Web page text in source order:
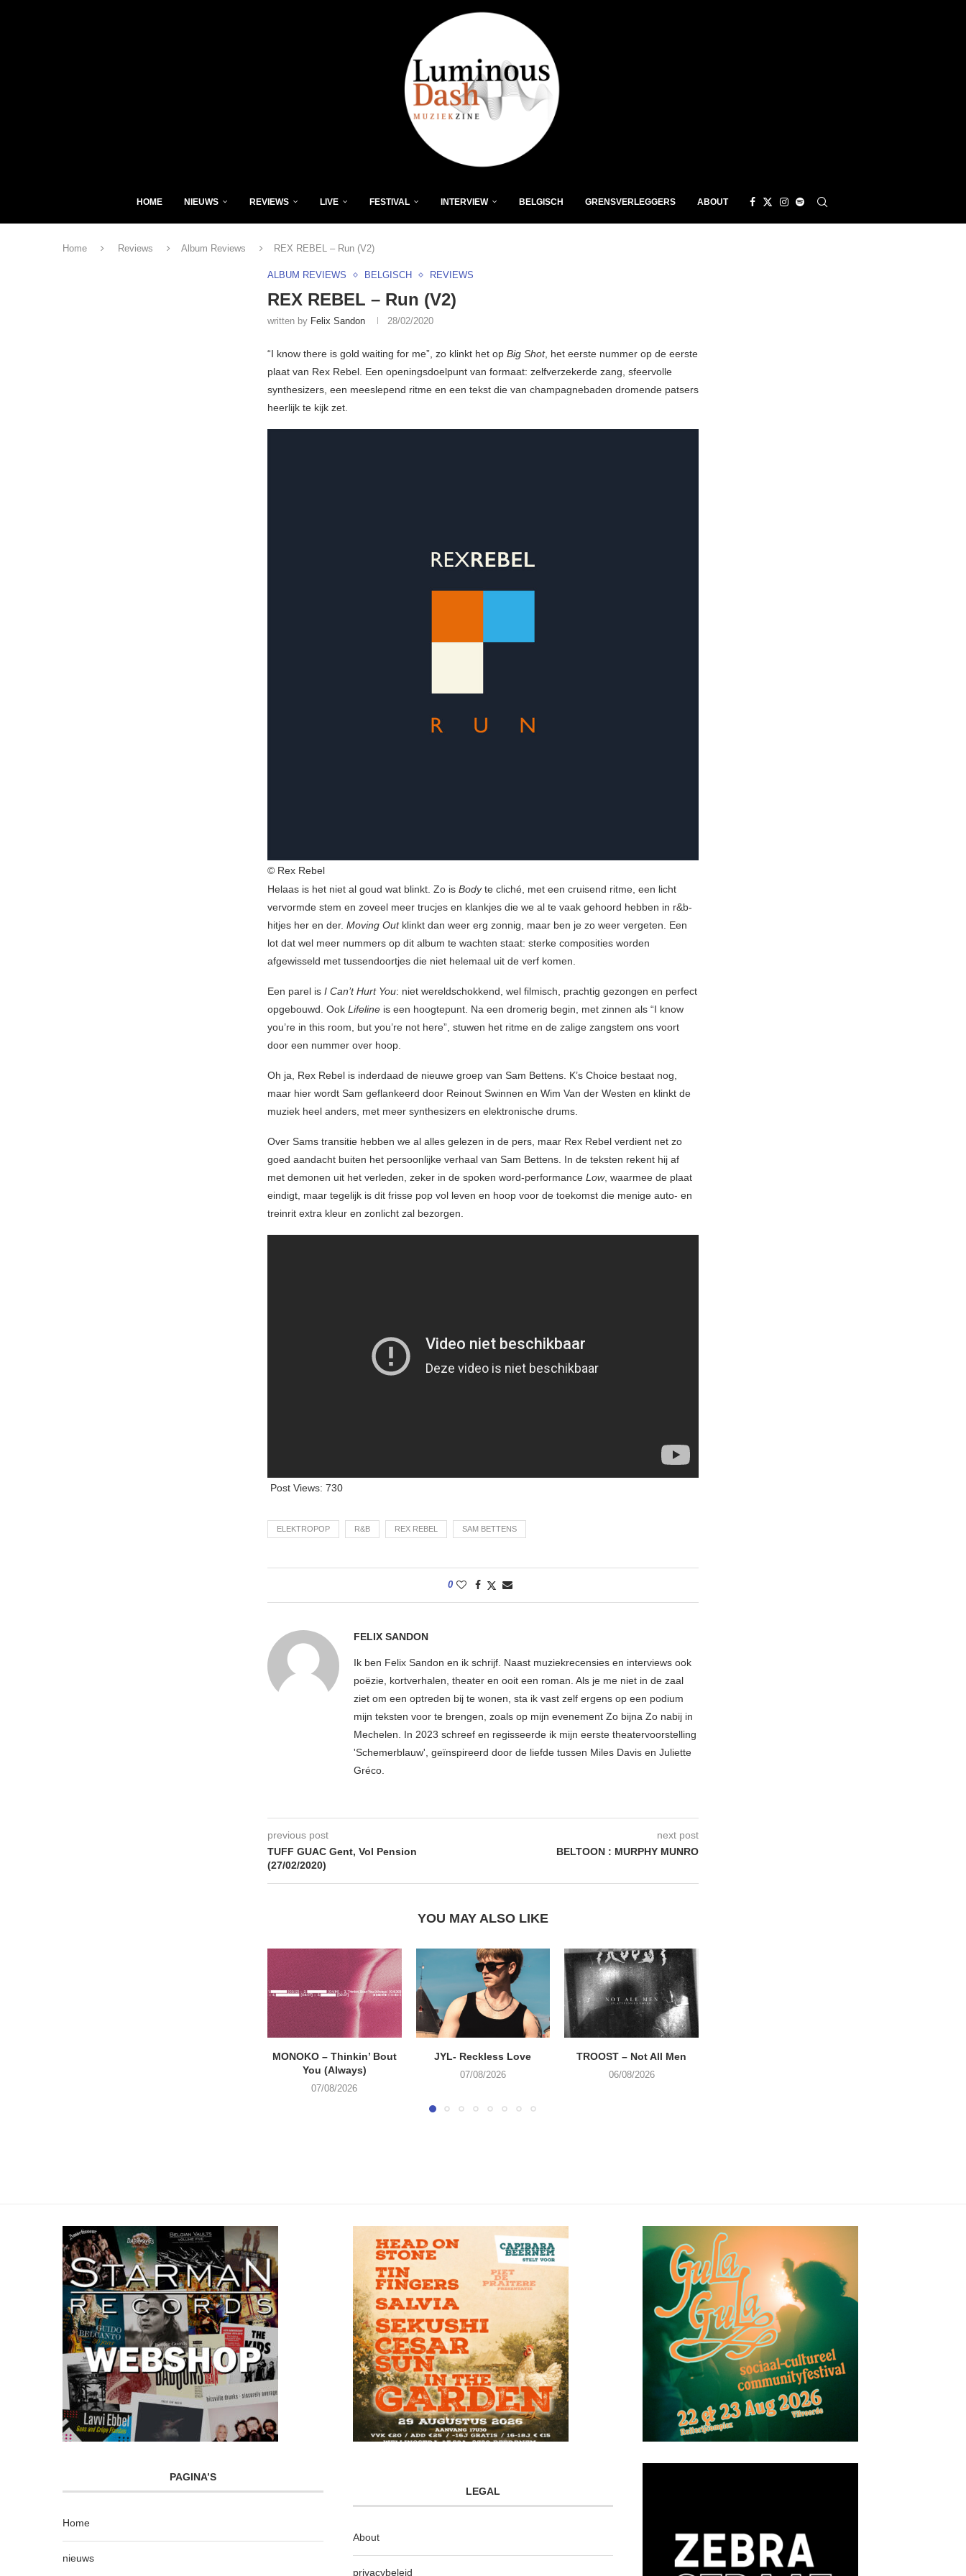
HOME NIEUWS REVIEWS LIVE FESTIVAL INTERVIEW BELGISCH GRENSVERLEGGERS ABOUT
Home Reviews Album Reviews REX REBEL – Run (V2)
ALBUM REVIEWS BELGISCH REVIEWS
REX REBEL – Run (V2)
written by Felix Sandon 28/02/2020
“I know there is gold waiting for me”, zo klinkt het op Big Shot, het eerste nummer op de eerste
plaat van Rex Rebel. Een openingsdoelpunt van formaat: zelfverzekerde zang, sfeervolle
synthesizers, een meeslepend ritme en een tekst die van champagnebaden dromende patsers
heerlijk te kijk zet.
© Rex Rebel
Helaas is het niet al goud wat blinkt. Zo is Bodyte cliché, met een cruisend ritme, een licht
vervormde stem en zoveel meer trucjes en klankjes die we al te vaak gehoord hebben in r&b-
hitjes her en der. Moving Outklinkt dan weer erg zonnig, maar ben je zo weer vergeten. Een
lot dat wel meer nummers op dit album te wachten staat: sterke composities worden
afgewisseld met tussendoortjes die niet helemaal uit de verf komen.
Een parel is I Can’t Hurt You: niet wereldschokkend, wel filmisch, prachtig gezongen en perfect
opgebouwd. Ook Lifeline is een hoogtepunt. Na een dromerig begin, met zinnen als “I know
you’re in this room, but you’re not here”, stuwen het ritme en de zalige zangstem ons voort
door een nummer over hoop.
Oh ja, Rex Rebel is inderdaad de nieuwe groep van Sam Bettens. K’s Choice bestaat nog,
maar hier wordt Sam geflankeerd door Reinout Swinnen en Wim Van der Westen en klinkt de
muziek heel anders, met meer synthesizers en elektronische drums.
Over Sams transitie hebben we al alles gelezen in de pers, maar Rex Rebel verdient net zo
goed aandacht buiten het persoonlijke verhaal van Sam Bettens. In de teksten rekent hij af
met demonen uit het verleden, zeker in de spoken word-performance Low, waarmee de plaat
eindigt, maar tegelijk is dit frisse pop vol leven en hoop voor de toekomst die menige auto- en
treinrit extra kleur en zonlicht zal bezorgen.
Post Views: 730
ELEKTROPOP R&B REX REBEL SAM BETTENS
0
FELIX SANDON
Ik ben Felix Sandon en ik schrijf. Naast muziekrecensies en interviews ook
poëzie, kortverhalen, theater en ooit een roman. Als je me niet in de zaal
ziet om een optreden bij te wonen, sta ik vast zelf ergens op een podium
mijn teksten voor te brengen, zoals op mijn evenement Zo bijna Zo nabij in
Mechelen. In 2023 schreef en regisseerde ik mijn eerste theatervoorstelling
'Schemerblauw', geïnspireerd door de liefde tussen Miles Davis en Juliette
Gréco.
previous post
TUFF GUAC Gent, Vol Pension
(27/02/2020)
next post
BELTOON : MURPHY MUNRO
YOU MAY ALSO LIKE
MONOKO – Thinkin’ Bout
You (Always)
07/08/2026
JYL- Reckless Love
07/08/2026
TROOST – Not All Men
06/08/2026
PAGINA’S
Home
nieuws
LEGAL
About
privacybeleid